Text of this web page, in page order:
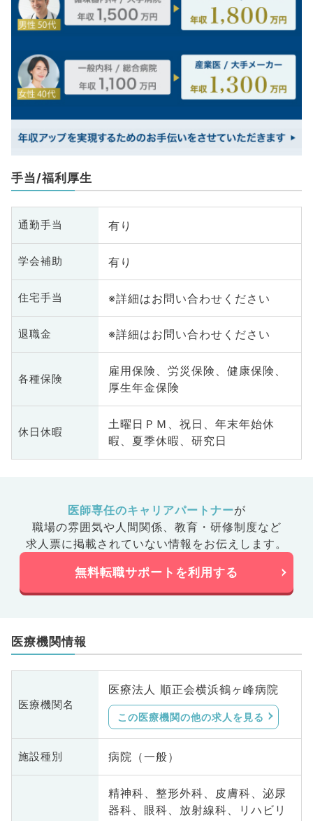
手当/福利厚生
通勤手当 有り
学会補助 有り
住宅手当 ※詳細はお問い合わせください
退職金 ※詳細はお問い合わせください
各種保険
雇用保険、労災保険、健康保険、
厚生年金保険
休日休暇
土曜日ＰＭ、祝日、年末年始休
暇、夏季休暇、研究日
医師専任のキャリアパートナーが
職場の雰囲気や人間関係、 教育・研修制度など
求人票に掲載されていない情報をお伝えします。
無料転職サポートを利用する
医療機関情報
医療機関名
医療法人 順正会横浜鶴ヶ峰病院
この医療機関の他の求人を見る
施設種別 病院（一般）
精神科、整形外科、皮膚科、泌尿
器科、眼科、放射線科、リハビリ